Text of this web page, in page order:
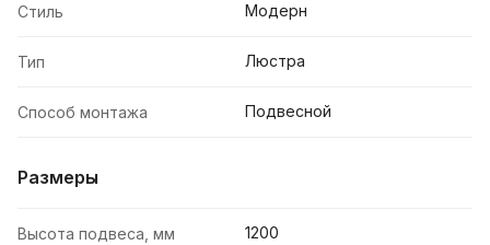
Стиль Модерн
Тип Люстра
Способ монтажа Подвесной
Размеры
Высота подвеса, мм 1200